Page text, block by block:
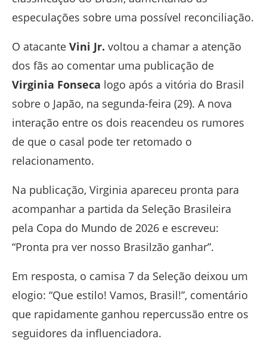
especulações sobre uma possível reconciliação.
O atacante Vini Jr. voltou a chamar a atenção
dos fãs ao comentar uma publicação de
Virginia Fonseca logo após a vitória do Brasil
sobre o Japão, na segunda-feira (29). A nova
interação entre os dois reacendeu os rumores
de que o casal pode ter retomado o
relacionamento.
Na publicação, Virginia apareceu pronta para
acompanhar a partida da Seleção Brasileira
pela Copa do Mundo de 2026 e escreveu:
“Pronta pra ver nosso Brasilzão ganhar”.
Em resposta, o camisa 7 da Seleção deixou um
elogio: “Que estilo! Vamos, Brasil!”, comentário
que rapidamente ganhou repercussão entre os
seguidores da influenciadora.